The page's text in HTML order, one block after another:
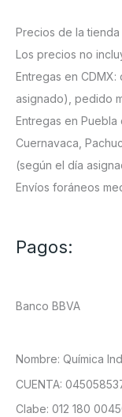
Precios de la tienda
Los precios no
Entregas en
asignado), pedido
Entregas en Puebla
Cuernavaca,
(según el día
Envíos foráneos
Pagos:
Banco BBVA
Nombre: Química
CUENTA:
Clabe: 012 180